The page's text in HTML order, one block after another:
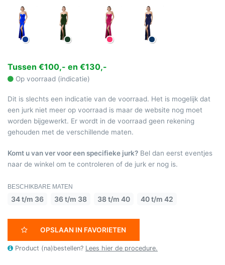
Tussen €100,- en €130,-
Op voorraad (indicatie)
Dit is slechts een indicatie van de voorraad. Het is mogelijk dat
een jurk niet meer op voorraad is maar de website nog moet
worden bijgewerkt. Er wordt in de voorraad geen rekening
gehouden met de verschillende maten.
Komt u van ver voor een specifieke jurk? Bel dan eerst eventjes
naar de winkel om te controleren of de jurk er nog is.
BESCHIKBARE MATEN
34 t/m 36 36 t/m 38 38 t/m 40 40 t/m 42
OPSLAAN IN FAVORIETEN
Product (na)bestellen? Lees hier de procedure.